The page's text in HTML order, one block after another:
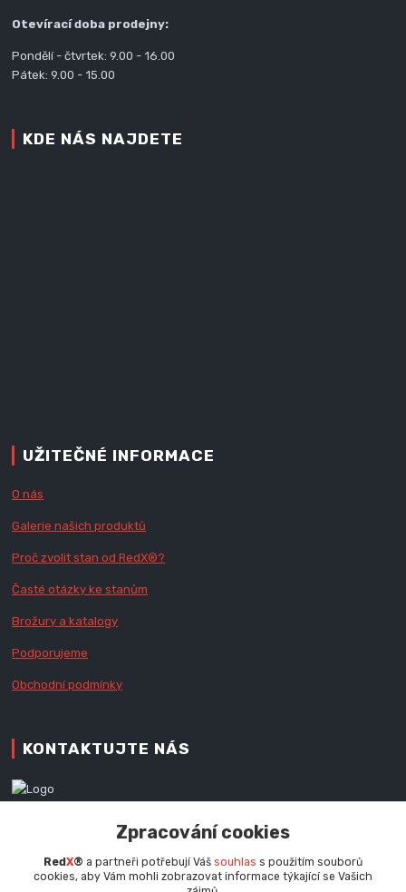
Otevírací doba prodejny:
Pondělí - čtvrtek: 9.00 - 16.00
Pátek: 9.00 - 15.00
KDE NÁS NAJDETE
UŽITEČNÉ INFORMACE
O nás
Galerie našich produktů
Proč zvolit stan od RedX®?
Časté otázky ke stanům
Brožury a katalogy
Podporujeme
Obchodní podmínky
KONTAKTUJTE NÁS
+420 777 979 111
info@redx.cz
Zpracování cookies
Red X® a partneři potřebují Váš souhlas s použitím souborů
cookies, aby Vám mohli zobrazovat informace týkající se Vašich